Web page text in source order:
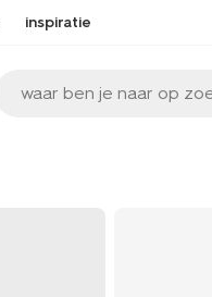
inspiratie
waar ben je naar op